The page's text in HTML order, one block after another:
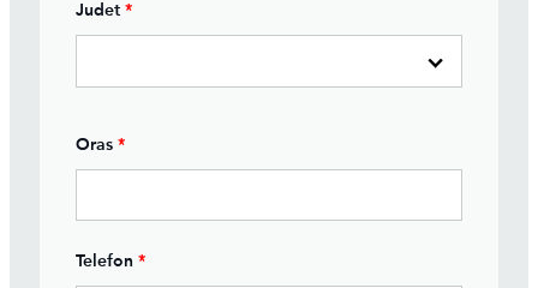
Judet *
Oras *
Telefon *